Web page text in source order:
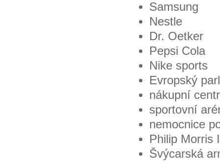
Samsung
Nestle
Dr. Oetker
Pepsi Cola
Nike sports
Evropský
nákupní
sportovní
nemocnice
Philip Morris
Švýcarská